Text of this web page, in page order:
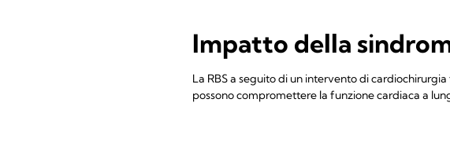
Impatto della
La RBS a seguito di un intervento di
possono compromettere la funzione cardiaca a